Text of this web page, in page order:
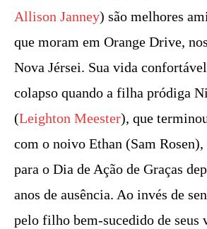
Allison Janney) são melhores
que moram em Orange Drive,
Nova Jérsei. Sua vida
colapso quando a filha pródiga
(Leighton Meester), que
com o noivo Ethan (Sam Rosen),
para o Dia de Ação de Graças
anos de ausência. Ao invés de
pelo filho bem-sucedido de seus